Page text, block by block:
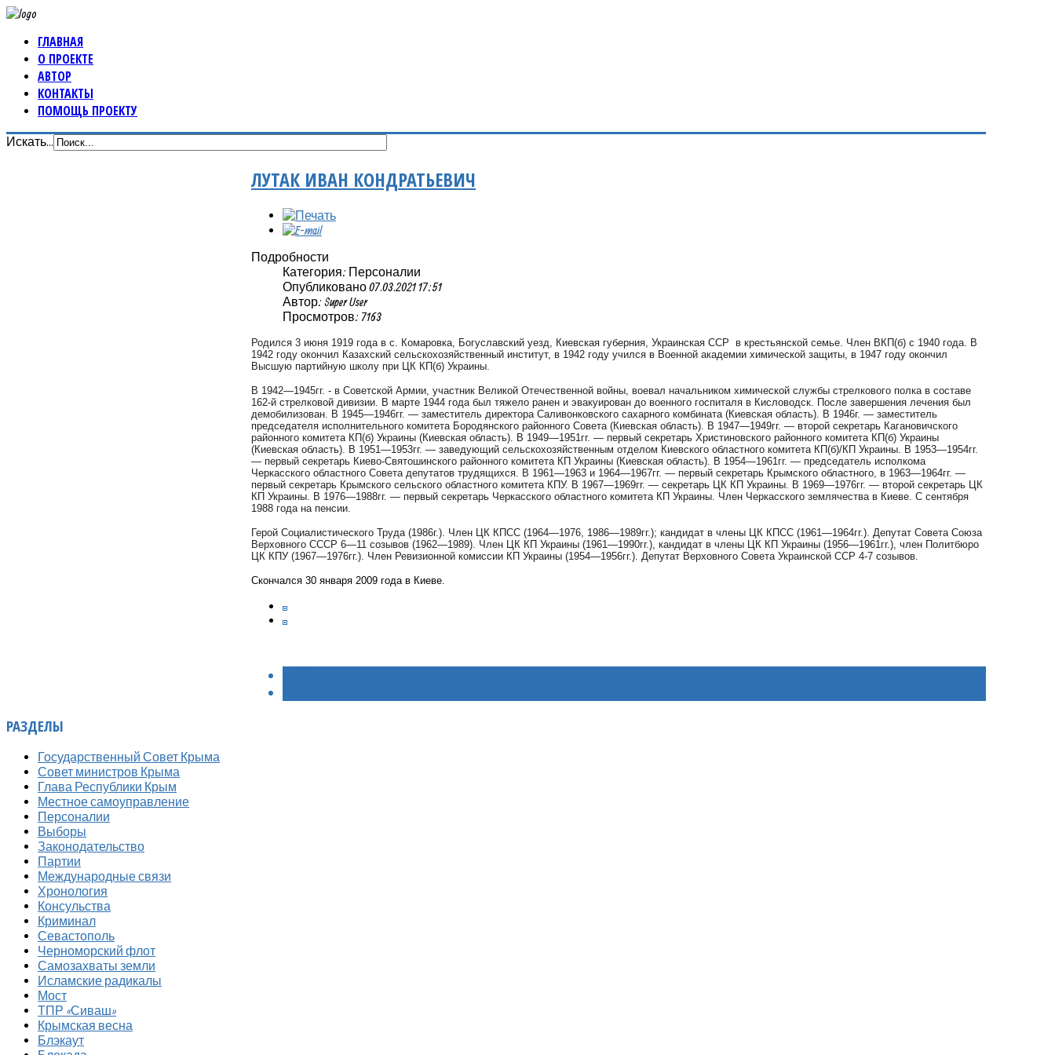
ГЛАВНАЯ
О ПРОЕКТЕ
АВТОР
КОНТАКТЫ
ПОМОЩЬ ПРОЕКТУ
Искать...
ЛУТАК ИВАН КОНДРАТЬЕВИЧ
Подробности
Категория: Персоналии
Опубликовано 07.03.2021 17:51
Автор: Super User
Просмотров: 7163
Родился 3 июня 1919 года в с. Комаровка, Богуславский уезд, Киевская губерния, Украинская ССР
в крестьянской семье. Член ВКП(б) с 1940 года. В
1942 году окончил Казахский сельскохозяйственный институт, в 1942 году учился в Военной академии химической защиты, в 1947 году окончил
Высшую партийную школу при ЦК КП(б) Украины.
В 1942—1945гг. - в Советской Армии, участник Великой Отечественной войны, воевал начальником химической службы стрелкового полка в составе
162-й стрелковой дивизии. В марте 1944 года был тяжело ранен и эвакуирован до военного госпиталя в Кисловодск. После завершения лечения был
демобилизован. В 1945—1946гг. — заместитель директора Саливонковского сахарного комбината (Киевская область). В 1946г. — заместитель
председателя исполнительного комитета Бородянского районного Совета (Киевская область). В 1947—1949гг. — второй секретарь Кагановичского
районного комитета КП(б) Украины (Киевская область). В 1949—1951гг. — первый секретарь Христиновского районного комитета КП(б) Украины
(Киевская область). В 1951—1953гг. — заведующий сельскохозяйственным отделом Киевского областного комитета КП(б)/КП Украины. В 1953—1954гг.
— первый секретарь Киево-Святошинского районного комитета КП Украины (Киевская область). В 1954—1961гг. — председатель исполкома
Черкасского областного Совета депутатов трудящихся. В 1961—1963 и 1964—1967гг. — первый секретарь Крымского областного, в 1963—1964гг. —
первый секретарь Крымского сельского областного комитета КПУ. В 1967—1969гг. — секретарь ЦК КП Украины. В 1969—1976гг. — второй секретарь ЦК
КП Украины. В 1976—1988гг. — первый секретарь Черкасского областного комитета КП Украины. Член Черкасского землячества в Киеве. С сентября
1988 года на пенсии.
Герой Социалистического Труда (1986г.). Член ЦК КПСС (1964—1976, 1986—1989гг.); кандидат в члены ЦК КПСС (1961—1964гг.). Депутат Совета Союза
Верховного СССР 6—11 созывов (1962—1989). Член ЦК КП Украины (1961—1990гг.), кандидат в члены ЦК КП Украины (1956—1961гг.), член Политбюро
ЦК КПУ (1967—1976гг.). Член Ревизионной комиссии КП Украины (1954—1956гг.). Депутат Верховного Совета Украинской ССР 4-7 созывов.
Скончался 30 января 2009 года в Киеве.
РАЗДЕЛЫ
Государственный Совет Крыма
Совет министров Крыма
Глава Республики Крым
Местное самоуправление
Персоналии
Выборы
Законодательство
Партии
Международные связи
Хронология
Консульства
Криминал
Севастополь
Черноморский флот
Самозахваты земли
Исламские радикалы
Мост
ТПР «Сиваш»
Крымская весна
Блэкаут